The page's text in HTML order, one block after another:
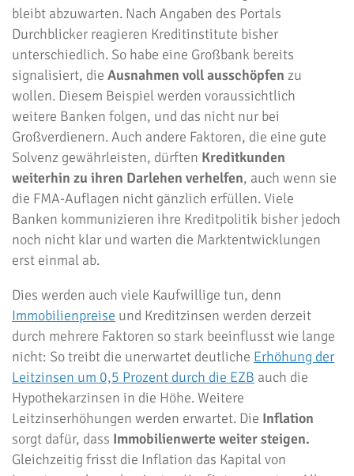
bleibt abzuwarten. Nach Angaben des Portals
Durchblicker reagieren Kreditinstitute bisher
unterschiedlich. So habe eine Großbank bereits
signalisiert, die Ausnahmen voll ausschöpfen zu
wollen. Diesem Beispiel werden voraussichtlich
weitere Banken folgen, und das nicht nur bei
Großverdienern. Auch andere Faktoren, die eine gute
Solvenz gewährleisten, dürften Kreditkunden
weiterhin zu ihren Darlehen verhelfen, auch wenn sie
die FMA-Auflagen nicht gänzlich erfüllen. Viele
Banken kommunizieren ihre Kreditpolitik bisher jedoch
noch nicht klar und warten die Marktentwicklungen
erst einmal ab.
Dies werden auch viele Kaufwillige tun, denn
Immobilienpreise und Kreditzinsen werden derzeit
durch mehrere Faktoren so stark beeinflusst wie lange
nicht: So treibt die unerwartet deutliche Erhöhung der
Leitzinsen um 0,5 Prozent durch die EZB auch die
Hypothekarzinsen in die Höhe. Weitere
Leitzinserhöhungen werden erwartet. Die Inflation
sorgt dafür, dass Immobilienwerte weiter steigen.
Gleichzeitig frisst die Inflation das Kapital von